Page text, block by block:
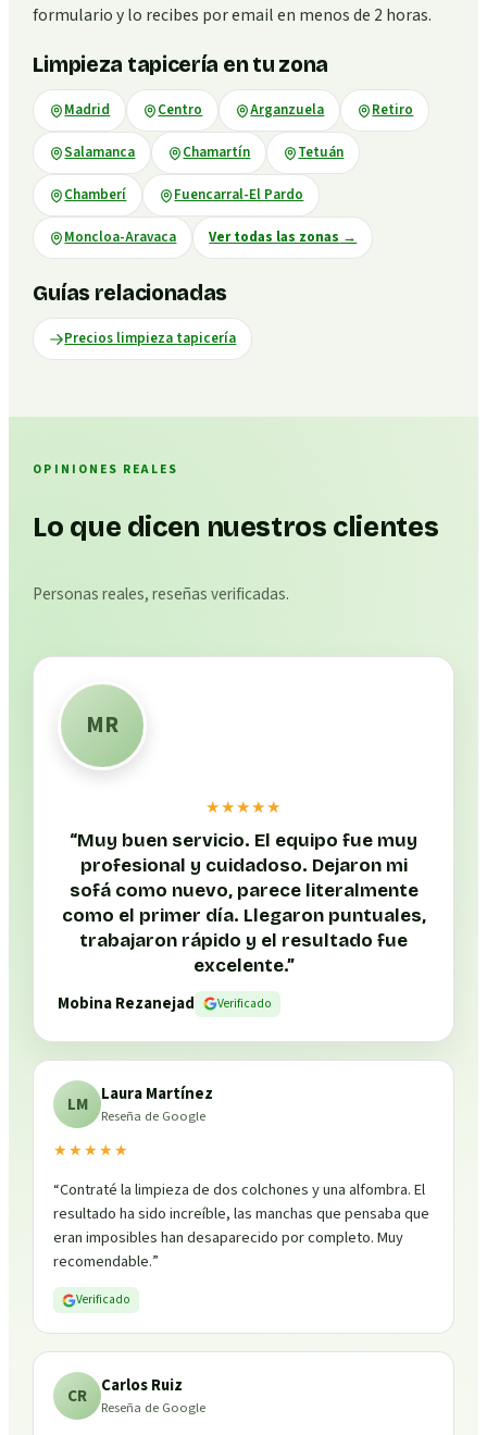
formulario y lo recibes por email en menos de 2 horas.
Limpieza tapicería en tu zona
Madrid Centro Arganzuela Retiro
Salamanca Chamartín Tetuán
Chamberí Fuencarral-El Pardo
Moncloa-Aravaca Ver todas las zonas →
Guías relacionadas
Precios limpieza tapicería
OPINIONES REALES
Lo que dicen nuestros clientes
Personas reales, reseñas verificadas.
MR
★★★★★
“Muy buen servicio. El equipo fue muy
profesional y cuidadoso. Dejaron mi
sofá como nuevo, parece literalmente
como el primer día. Llegaron puntuales,
trabajaron rápido y el resultado fue
excelente.”
Mobina Rezanejad
Verificado
LM Laura Martínez
Reseña de Google
★★★★★
“Contraté la limpieza de dos colchones y una alfombra. El
resultado ha sido increíble, las manchas que pensaba que
eran imposibles han desaparecido por completo. Muy
recomendable.”
Verificado
CR Carlos Ruiz
Reseña de Google